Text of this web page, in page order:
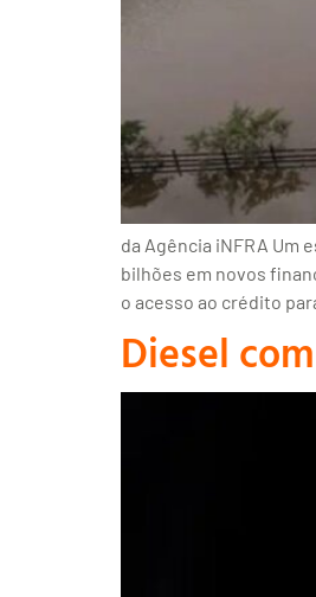
da Agência iNFRA Um
bilhões em novos
o acesso ao crédito
Diesel